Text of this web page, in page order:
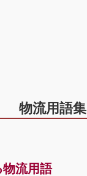
物流用語集
物流用語